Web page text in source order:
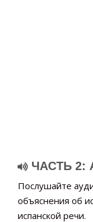
ЧАСТЬ 2:
Послушайте
объяснения об
испанской речи.